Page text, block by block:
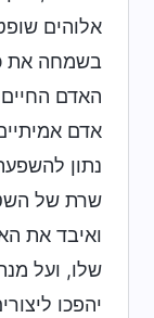
אלוהים
בשמחה את
האדם
אדם
נתון
שרת של
ואיבד את
שלו, ועל
יהפכו